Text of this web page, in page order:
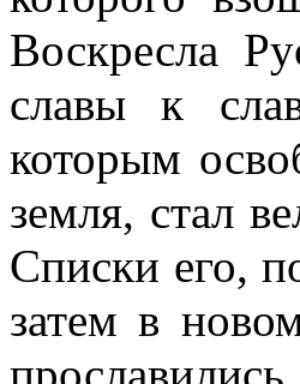
Воскресла
славы к
которым
земля, стал
Списки его,
затем в